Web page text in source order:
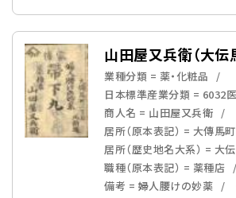
山田屋又兵衛（大伝
業種分類 = 薬・化粧品
日本標準産業分類 = 6032
商人名 = 山田屋又兵衛
居所（原本表記） = 大傳馬
居所（歴史地名大系） = 大
職種（原本表記） = 薬種店
備考 = 婦人腰けの妙薬